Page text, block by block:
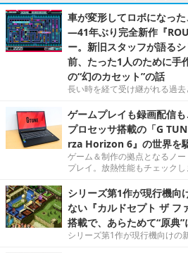
車が変形してロボになっ
―41年ぶり完全新作『
ー。新旧スタッフが語る
前、たった1人のために手
の“幻のカセット”の話
長い時を経て受け継がれる過去
ゲームプレイも録画配信
プロセッサ搭載の「G
rza Horizon 6』の世界を
ゲーム＆制作の拠点となるノ
プレイ。放熱性能もチェックし
シリーズ第1作が現行機向
ない『カルドセプト ザ フ
搭載で、あらためて“原典
シリーズ第1作が現行機向けの